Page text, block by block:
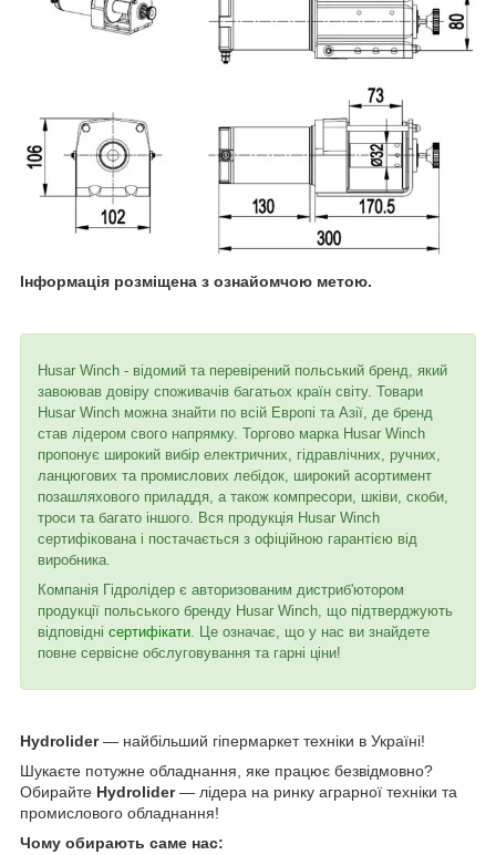
Інформація розміщена з ознайомчою метою.
Husar Winch - відомий та перевірений польський бренд, який
завоював довіру споживачів багатьох країн світу. Товари
Husar Winch можна знайти по всій Европі та Азії, де бренд
став лідером свого напрямку. Торгово марка Husar Winch
пропонує широкий вибір електричних, гідравлічних, ручних,
ланцюгових та промислових лебідок, широкий асортимент
позашляхового приладдя, а також компресори, шківи, скоби,
троси та багато іншого. Вся продукція Husar Winch
сертифікована і постачається з офіційною гарантією від
виробника.
Компанія Гідролідер є авторизованим дистриб'ютором
продукції польського бренду Husar Winch, що підтверджують
відповідні сертифікати . Це означає, що у нас ви знайдете
повне сервісне обслуговування та гарні ціни!
Hydrolider— найбільший гіпермаркет техніки в Україні!
Шукаєте потужне обладнання, яке працює безвідмовно?
Обирайте Hydrolider— лідера на ринку аграрної техніки та
промислового обладнання!
Чому обирають саме нас: